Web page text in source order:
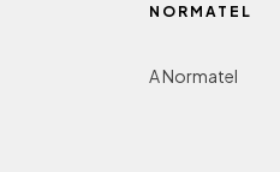
NORMATEL
A Normatel